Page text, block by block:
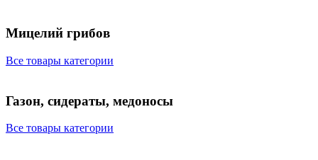
Мицелий грибов
Все товары категории
Газон, сидераты, медоносы
Все товары категории